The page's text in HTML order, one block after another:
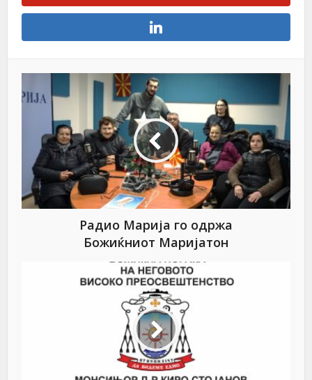
Радио Марија го одржа
Божиќниот Маријатон